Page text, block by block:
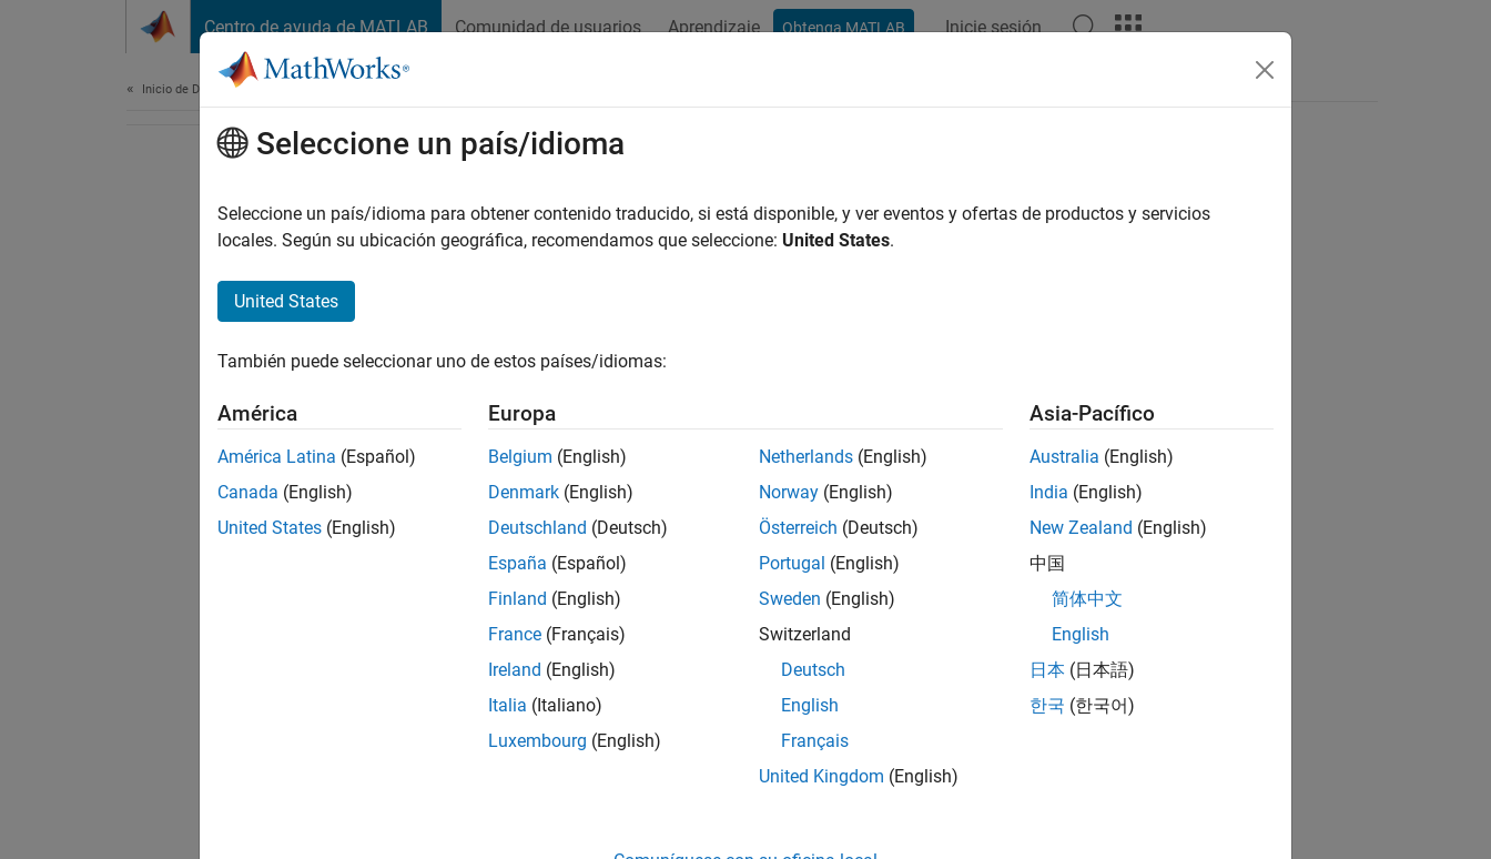
Centro de ayuda de MATLAB Comunidad de usuarios Aprendizaje Obtenga MATLAB Inicie sesión
Inicio de Documentación
¿Qué tan útil fue esta traducción?
Seleccione un país/idioma
Seleccione un país/idioma para obtener contenido traducido, si está disponible, y ver eventos y ofertas de productos y servicios
locales. Según su ubicación geográfica, recomendamos que seleccione: United States.
United States
También puede seleccionar uno de estos países/idiomas:
América
América Latina (Español)
Canada (English)
United States (English)
Europa
Belgium (English)
Denmark (English)
Deutschland (Deutsch)
España (Español)
Finland (English)
France (Français)
Ireland (English)
Italia (Italiano)
Luxembourg (English)
Netherlands (English)
Norway (English)
Österreich (Deutsch)
Portugal (English)
Sweden (English)
Switzerland
Deutsch
English
Français
United Kingdom (English)
Asia-Pacífico
Australia (English)
India (English)
New Zealand (English)
中国
简体中文
English
日本 (日本語)
한국 (한국어)